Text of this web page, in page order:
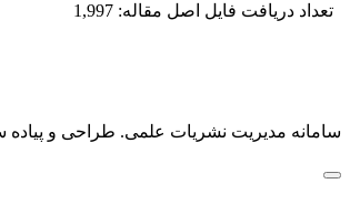
تعداد دریافت فایل اصل مقاله: 1,997
سامانه مدیریت نشریات علمی. طراحی و پیاده